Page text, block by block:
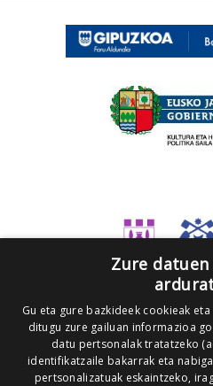
Zure
Gu eta gure bazkideek cookieak
ditugu zure gailuan informazioa
datu pertsonalak tratatzeko
identifikatzaile bakarrak eta
pertsonalizatuak eskaintzeko,